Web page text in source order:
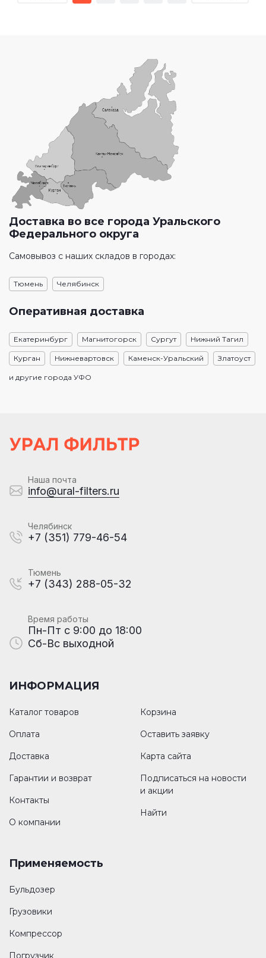
Доставка во все города Уральского
Федерального округа
Самовывоз с наших складов в городах:
Тюмень Челябинск
Оперативная доставка
Екатеринбург Магнитогорск Сургут Нижний Тагил
Курган Нижневартовск Каменск-Уральский Златоуст
и другие города УФО
Наша почта
info@ural-filters.ru
Челябинск
+7 (351) 779-46-54
Тюмень
+7 (343) 288-05-32
Время работы
Пн-Пт с 9:00 до 18:00
Сб-Вс выходной
ИНФОРМАЦИЯ
Каталог товаров
Оплата
Доставка
Гарантии и возврат
Контакты
О компании
Корзина
Оставить заявку
Карта сайта
Подписаться на новости
и акции
Найти
Применяемость
Бульдозер
Грузовики
Компрессор
Погрузчик